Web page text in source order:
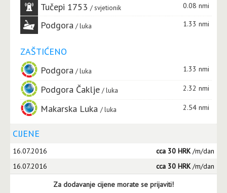
Tučepi 1753 svjetionik 0.08 nmi
Podgora luka 1.33 nmi
ZAŠTIĆENO
Podgora
luka 1.33 nmi
Podgora Čaklje luka 2.32 nmi
Makarska Luka luka 2.54 nmi
CIJENE
16.07.2016 cca 30 HRK/m/dan
16.07.2016
cca 30 HRK/m/dan
Za dodavanje cijene morate se prijaviti!